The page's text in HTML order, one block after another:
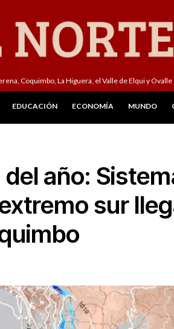
Coquimbo, La Higuera, el Valle de Elqui y Ovalle
EDUCACIÓN ECONOMÍA MUNDO
año:
sur